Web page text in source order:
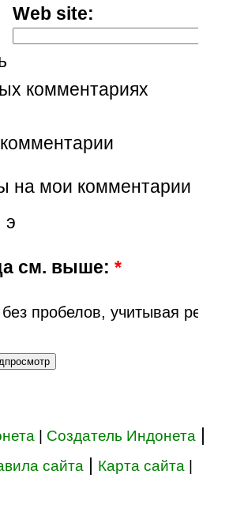
Web site:
комментариях
на мои комментарии
э
см. выше:*
пробелов, учитывая
Создатель Индонета
сайта Карта сайта